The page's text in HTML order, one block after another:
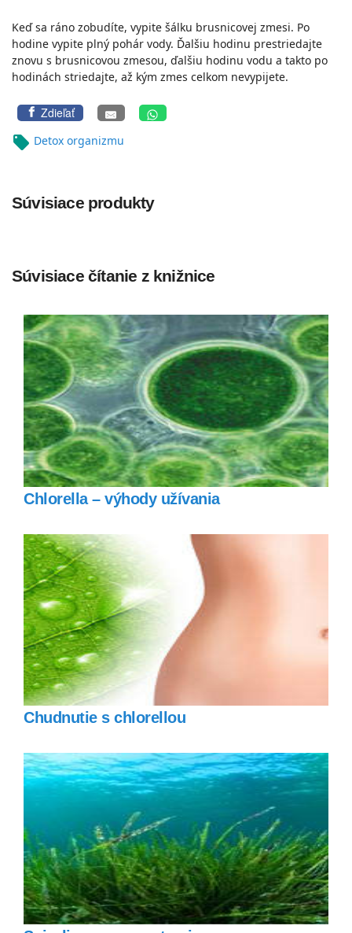
Keď sa ráno zobudíte, vypite šálku brusnicovej zmesi. Po
hodine vypite plný pohár vody. Ďalšiu hodinu prestriedajte
znovu s brusnicovou zmesou, ďalšiu hodinu vodu a takto po
hodinách striedajte, až kým zmes celkom nevypijete.
Zdieľať
local_offer Detox organizmu
Súvisiace produkty
Súvisiace čítanie z knižnice
Chlorella – výhody užívania
Chudnutie s chlorellou